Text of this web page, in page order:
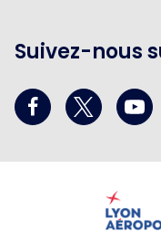
Suivez-nous